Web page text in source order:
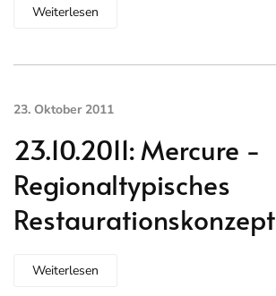
Weiterlesen
23. Oktober 2011
23.10.2011: Mercure -
Regionaltypisches
Restaurationskonzept
Weiterlesen